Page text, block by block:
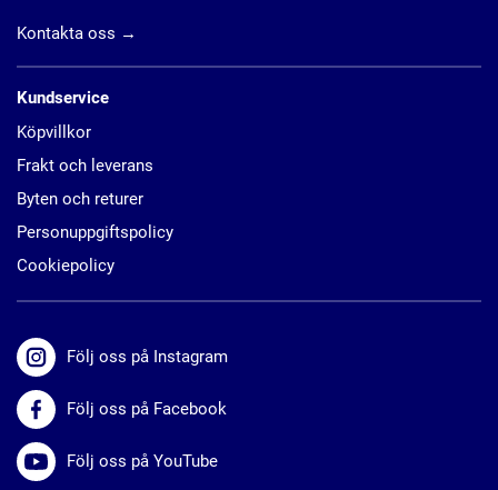
Kontakta oss →
Kundservice
Köpvillkor
Frakt och leverans
Byten och returer
Personuppgiftspolicy
Cookiepolicy
Följ oss på Instagram
Följ oss på Facebook
Följ oss på YouTube